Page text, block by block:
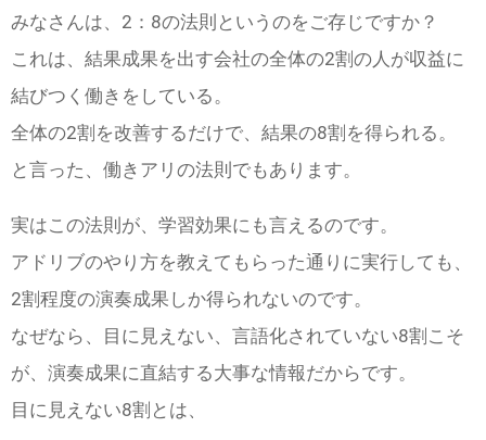
みなさんは、2：8の法則というのをご存じですか？
これは、結果成果を出す会社の全体の2割の人が収益に
結びつく働きをしている。
全体の2割を改善するだけで、結果の8割を得られる。
と言った、働きアリの法則でもあります。
実はこの法則が、学習効果にも言えるのです。
アドリブのやり方を教えてもらった通りに実行しても、
2割程度の演奏成果しか得られないのです。
なぜなら、目に見えない、言語化されていない8割こそ
が、演奏成果に直結する大事な情報だからです。
目に見えない8割とは、